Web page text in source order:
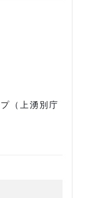
（上湧別庁